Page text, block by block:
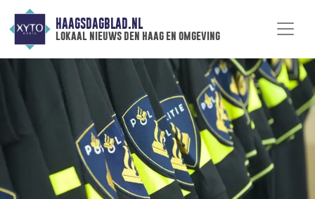
HAAGSDAGBLAD.NL
lokaal nieuws den haag en omgeving